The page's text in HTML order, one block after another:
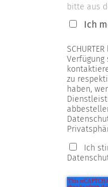
bitte aus
Ich
Verfügung
zu
haben,
Ich